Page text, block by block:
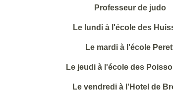
Professeur de judo
Le lundi à l'école des
Le mardi à l'école
Le jeudi à l'école des
Le vendredi à l'Hotel de